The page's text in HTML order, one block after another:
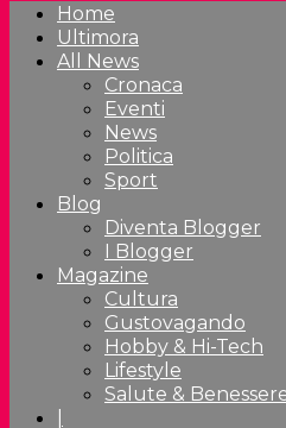
Home
Ultimora
All News
Cronaca
Eventi
News
Politica
Sport
Blog
Diventa Blogger
I Blogger
Magazine
Cultura
Gustovagando
Hobby & Hi-Tech
Lifestyle
Salute &